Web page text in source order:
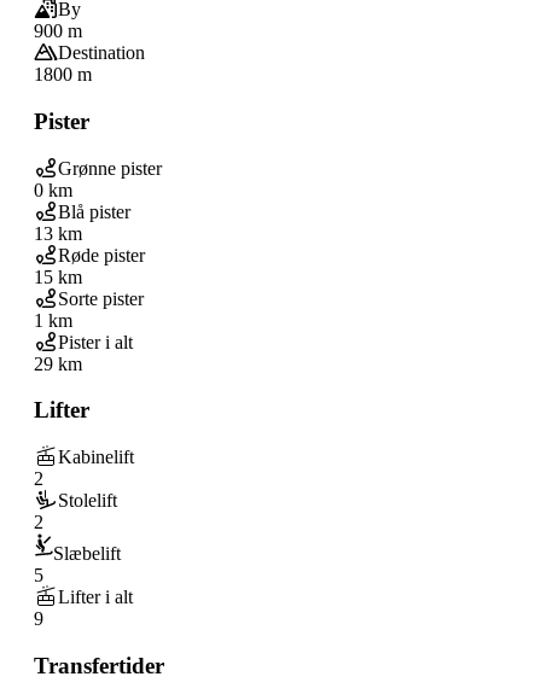
By
900 m
Destination
1800 m
Pister
Grønne pister
0 km
Blå pister
13 km
Røde pister
15 km
Sorte pister
1 km
Pister i alt
29 km
Lifter
Kabinelift
2
Stolelift
2
Slæbelift
5
Lifter i alt
9
Transfertider